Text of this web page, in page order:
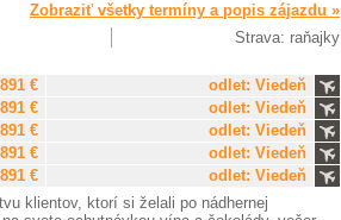
Zobraziť všetky termíny a popis zájazdu »
Strava: raňajky
€
odlet: Viedeň
€
odlet: Viedeň
€
odlet: Viedeň
€
odlet: Viedeň
€
odlet: Viedeň
klientov, ktorí si želali po nádhernej